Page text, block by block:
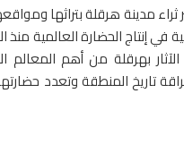
مدينة هرقلة بتراثها
في إنتاج الحضارة العالمية
بهرقلة من أهم المعالم
تاريخ المنطقة وتعدد